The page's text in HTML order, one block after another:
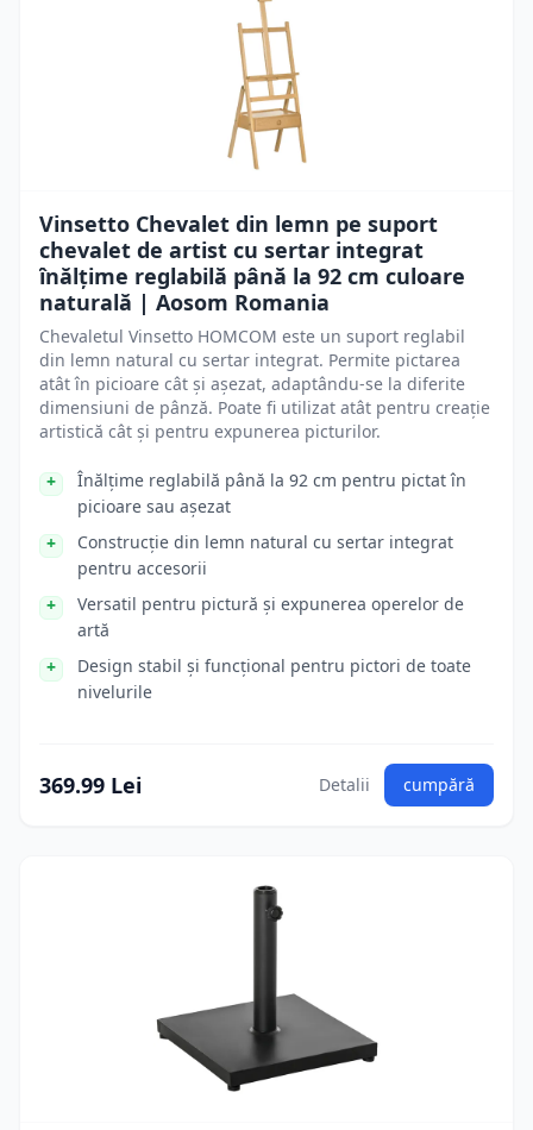
Vinsetto Chevalet din lemn pe suport
chevalet de artist cu sertar integrat
înălțime reglabilă până la 92 cm culoare
naturală | Aosom Romania
Chevaletul Vinsetto HOMCOM este un suport reglabil
din lemn natural cu sertar integrat. Permite pictarea
atât în picioare cât și așezat, adaptându-se la diferite
dimensiuni de pânză. Poate fi utilizat atât pentru creație
artistică cât și pentru expunerea picturilor.
Înălțime reglabilă până la 92 cm pentru pictat în
picioare sau așezat
Construcție din lemn natural cu sertar integrat
pentru accesorii
Versatil pentru pictură și expunerea operelor de
artă
Design stabil și funcțional pentru pictori de toate
nivelurile
369.99 Lei Detalii cumpără